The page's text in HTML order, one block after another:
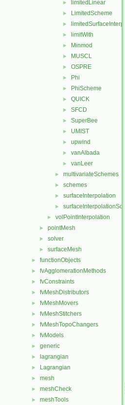
► limitedLinear
► LimitedScheme
►
► limitWith
► Minmod
► MUSCL
► OSPRE
► Phi
► PhiScheme
► QUICK
► SFCD
► SuperBee
► UMIST
► upwind
► vanAlbada
► vanLeer
► multivariateSchemes
► schemes
► surfaceInterpolation
►
► volPointInterpolation
► pointMesh
► solver
► surfaceMesh
► functionObjects
► fvAgglomerationMethods
► fvConstraints
► fvMeshDistributors
► fvMeshMovers
► fvMeshStitchers
► fvMeshTopoChangers
► fvModels
► generic
► lagrangian
► Lagrangian
► mesh
► meshCheck
► meshTools